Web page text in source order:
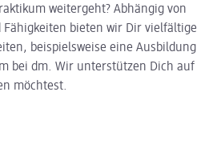
weitergeht? Abhängig von
Fähigkeiten bieten wir Dir vielfältige
beispielsweise eine Ausbildung
bei dm. Wir unterstützen Dich auf
möchtest.